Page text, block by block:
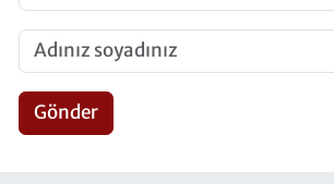
Gönder